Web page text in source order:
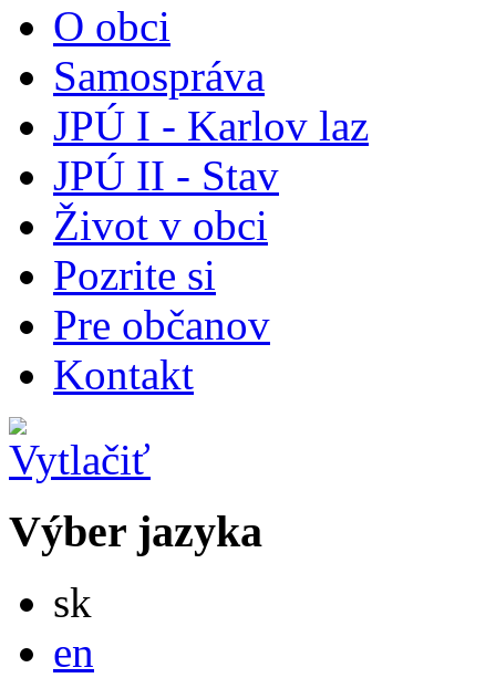
O obci
Samospráva
JPÚ I - Karlov laz
JPÚ II - Stav
Život v obci
Pozrite si
Pre občanov
Kontakt
Výber jazyka
sk
en